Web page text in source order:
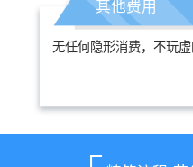
其他费用
无任何隐形消费，不玩